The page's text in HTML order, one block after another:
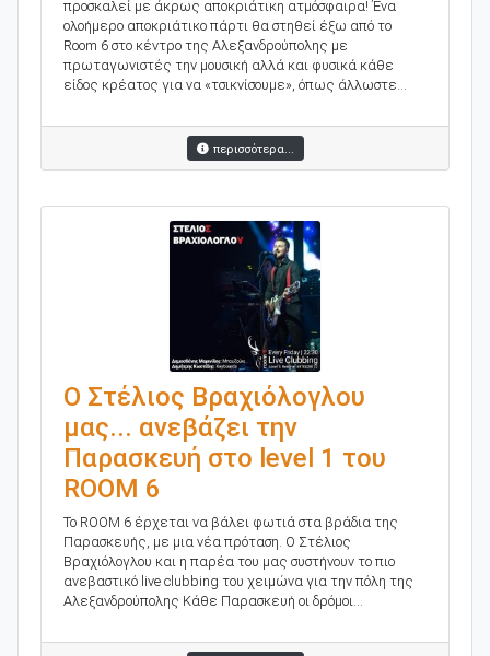
προσκαλεί με άκρως αποκριάτικη ατμόσφαιρα! Ένα
ολοήμερο αποκριάτικο πάρτι θα στηθεί έξω από το
Room 6 στο κέντρο της Αλεξανδρούπολης με
πρωταγωνιστές την μουσική αλλά και φυσικά κάθε
είδος κρέατος για να «τσικνίσουμε», όπως άλλωστε...
περισσότερα...
Ο Στέλιος Βραχιόλογλου
μας... ανεβάζει την
Παρασκευή στο level 1 του
ROOM 6
Το ROOM 6 έρχεται να βάλει φωτιά στα βράδια της
Παρασκευής, με μια νέα πρόταση. Ο Στέλιος
Βραχιόλογλου και η παρέα του μας συστήνουν το πιο
ανεβαστικό live clubbing του χειμώνα για την πόλη της
Αλεξανδρούπολης Κάθε Παρασκευή οι δρόμοι...